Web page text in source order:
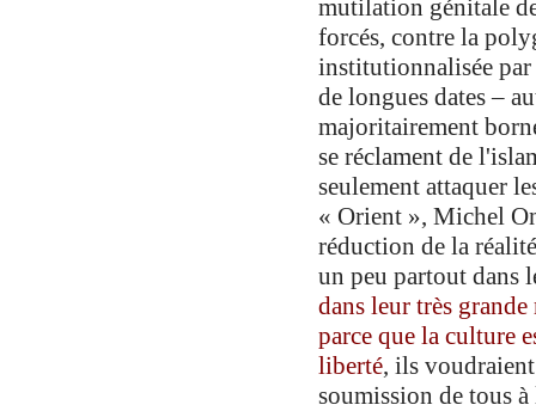
mutilation génitale
forcés, contre la
institutionnalisée par
de longues dates –
majoritairement
se réclament de
seulement attaquer
« Orient », Michel
réduction de la
un peu partout dans
dans leur très
parce que la culture
liberté, ils
soumission de tous